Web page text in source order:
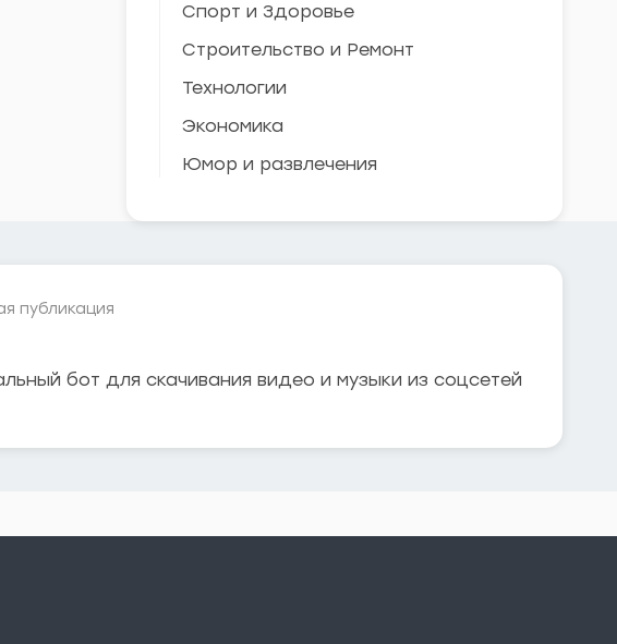
Спорт и Здоровье
Строительство и Ремонт
Технологии
Экономика
Юмор и развлечения
публикация
бот для скачивания видео и музыки из соцсетей